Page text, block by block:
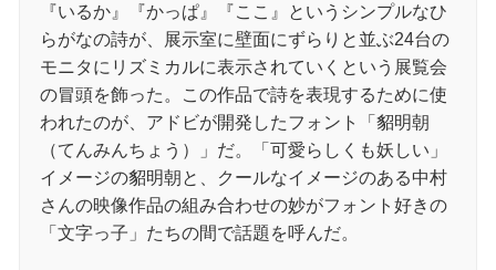
『いるか』『かっぱ』『ここ』というシンプルなひ
らがなの詩が、展示室に壁面にずらりと並ぶ24台の
モニタにリズミカルに表示されていくという展覧会
の冒頭を飾った。この作品で詩を表現するために使
われたのが、アドビが開発したフォント「貂明朝
（てんみんちょう）」だ。「可愛らしくも妖しい」
イメージの貂明朝と、クールなイメージのある中村
さんの映像作品の組み合わせの妙がフォント好きの
「文字っ子」たちの間で話題を呼んだ。